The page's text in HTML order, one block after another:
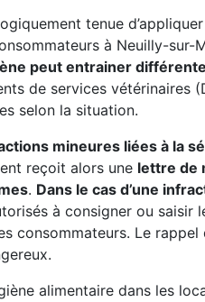
tenue
à Neuilly-sur-
peut entrainer
de services vétérinaires
selon la situation.
mineures liées à la
reçoit alors une lettre de
. Dans le cas d’une
à consigner ou saisir
consommateurs. Le rappel
alimentaire dans les